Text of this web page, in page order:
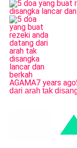
AGAMA7 years ago
dari arah tak